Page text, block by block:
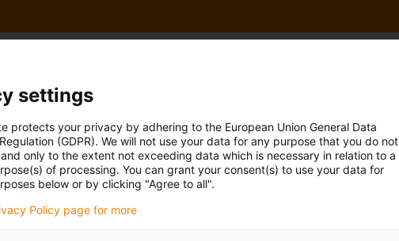
vragen
phone
3 330 13 66
een e-mail
Maandag t/m vrijdag: 7.00 - 20.00 uur
Zaterdag: 8.00 uur - 12.00 uur
Online
settings
protects your privacy by adhering to the European Union General Data
(GDPR). We will not use your data for any purpose that you do not
only to the extent not exceeding data which is necessary in relation to a
of processing. You can grant your consent(s) to use your data for
below or by clicking "Agree to all".
Policy page for more